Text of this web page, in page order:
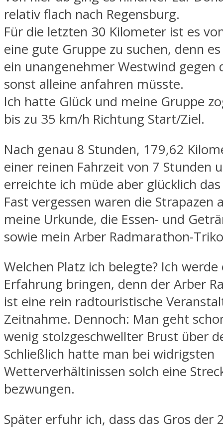
relativ flach nach Regensburg.
Für die letzten 30 Kilometer ist es
eine gute Gruppe zu suchen, denn
ein unangenehmer Westwind gegen
sonst alleine anfahren müsste.
Ich hatte Glück und meine Gruppe
bis zu 35 km/h Richtung Start/Ziel.
Nach genau 8 Stunden, 179,62
einer reinen Fahrzeit von 7 Stunden
erreichte ich müde aber glücklich
Fast vergessen waren die Strapazen
meine Urkunde, die Essen- und
sowie mein Arber Radmarathon-
Welchen Platz ich belegte? Ich
Erfahrung bringen, denn der Arber
ist eine rein radtouristische
Zeitnahme. Dennoch: Man geht
wenig stolzgeschwellter Brust über
Schließlich hatte man bei widrigsten
Wetterverhältinissen solch eine
bezwungen.
Später erfuhr ich, dass das Gros der